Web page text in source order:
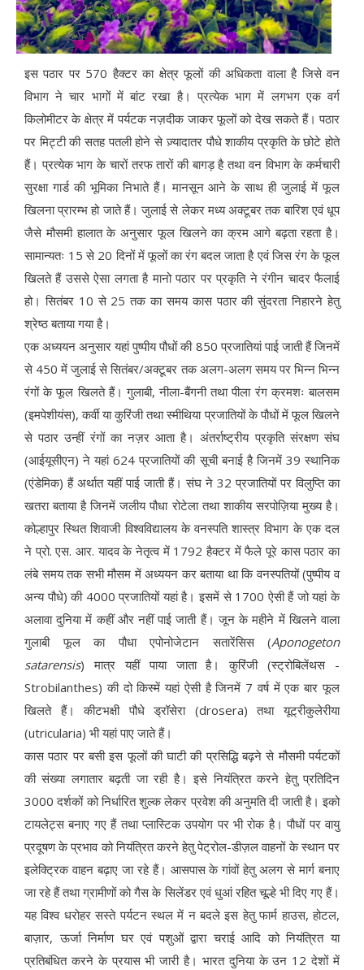
इस पठार पर 570 हैक्टर का क्षेत्र फूलों की अधिकता वाला है जिसे वन
विभाग ने चार भागों में बांट रखा है। प्रत्येक भाग में लगभग एक वर्ग
किलोमीटर के क्षेत्र में पर्यटक नज़दीक जाकर फूलों को देख सकते हैं। पठार
पर मिट्टी की सतह पतली होने से ज़्यादातर पौधे शाकीय प्रकृति के छोटे होते
हैं। प्रत्येक भाग के चारों तरफ तारों की बागड़ है तथा वन विभाग के कर्मचारी
सुरक्षा गार्ड की भूमिका निभाते हैं। मानसून आने के साथ ही जुलाई में फूल
खिलना प्रारम्भ हो जाते हैं। जुलाई से लेकर मध्य अक्टूबर तक बारिश एवं धूप
जैसे मौसमी हालात के अनुसार फूल खिलने का क्रम आगे बढ़ता रहता है।
सामान्यतः 15 से 20 दिनों में फूलों का रंग बदल जाता है एवं जिस रंग के फूल
खिलते हैं उससे ऐसा लगता है मानो पठार पर प्रकृति ने रंगीन चादर फैलाई
हो। सितंबर 10 से 25 तक का समय कास पठार की सुंदरता निहारने हेतु
श्रेष्ठ बताया गया है।
एक अध्ययन अनुसार यहां पुष्पीय पौधों की 850 प्रजातियां पाई जाती हैं जिनमें
से 450 में जुलाई से सितंबर/अक्टूबर तक अलग-अलग समय पर भिन्न भिन्न
रंगों के फूल खिलते हैं। गुलाबी, नीला-बैंगनी तथा पीला रंग क्रमशः बालसम
(इमपेशीयंस), कर्वी या कुरिंजी तथा स्मीथिया प्रजातियों के पौधों में फूल खिलने
से पठार उन्हीं रंगों का नज़र आता है। अंतर्राष्ट्रीय प्रकृति संरक्षण संघ
(आईयूसीएन) ने यहां 624 प्रजातियों की सूची बनाई है जिनमें 39 स्थानिक
(एंडेमिक) हैं अर्थात यहीं पाई जाती हैं। संघ ने 32 प्रजातियों पर विलुप्ति का
खतरा बताया है जिनमें जलीय पौधा रोटेला तथा शाकीय सरपोज़िया मुख्य है।
कोल्हापुर स्थित शिवाजी विश्वविद्यालय के वनस्पति शास्त्र विभाग के एक दल
ने प्रो. एस. आर. यादव के नेतृत्व में 1792 हैक्टर में फैले पूरे कास पठार का
लंबे समय तक सभी मौसम में अध्ययन कर बताया था कि वनस्पतियों (पुष्पीय व
अन्य पौधे) की 4000 प्रजातियों यहां है। इसमें से 1700 ऐसी हैं जो यहां के
अलावा दुनिया में कहीं और नहीं पाई जाती हैं। जून के महीने में खिलने वाला
गुलाबी फूल का पौधा एपोनोजेटान सतारेंसिस (Aponogeton
satarensis) मात्र यहीं पाया जाता है। कुरिंजी (स्ट्रोबिलेंथस -
Strobilanthes) की दो किस्में यहां ऐसी है जिनमें 7 वर्ष में एक बार फूल
खिलते हैं। कीटभक्षी पौधे ड्रॉसेरा (drosera) तथा यूट्रीकुलेरीया
(utricularia) भी यहां पाए जाते हैं।
कास पठार पर बसी इस फूलों की घाटी की प्रसिद्धि बढ़ने से मौसमी पर्यटकों
की संख्या लगातार बढ़ती जा रही है। इसे नियंत्रित करने हेतु प्रतिदिन
3000 दर्शकों को निर्धारित शुल्क लेकर प्रवेश की अनुमति दी जाती है। इको
टायलेट्स बनाए गए हैं तथा प्लास्टिक उपयोग पर भी रोक है। पौधों पर वायु
प्रदूषण के प्रभाव को नियंत्रित करने हेतु पेट्रोल-डीज़ल वाहनों के स्थान पर
इलेक्ट्रिक वाहन बढ़ाए जा रहे हैं। आसपास के गांवों हेतु अलग से मार्ग बनाए
जा रहे हैं तथा ग्रामीणों को गैस के सिलेंडर एवं धुआं रहित चूल्हे भी दिए गए हैं।
यह विश्व धरोहर सस्ते पर्यटन स्थल में न बदले इस हेतु फार्म हाउस, होटल,
बाज़ार, ऊर्जा निर्माण घर एवं पशुओं द्वारा चराई आदि को नियंत्रित या
प्रतिबंधित करने के प्रयास भी जारी है। भारत दुनिया के उन 12 देशों में